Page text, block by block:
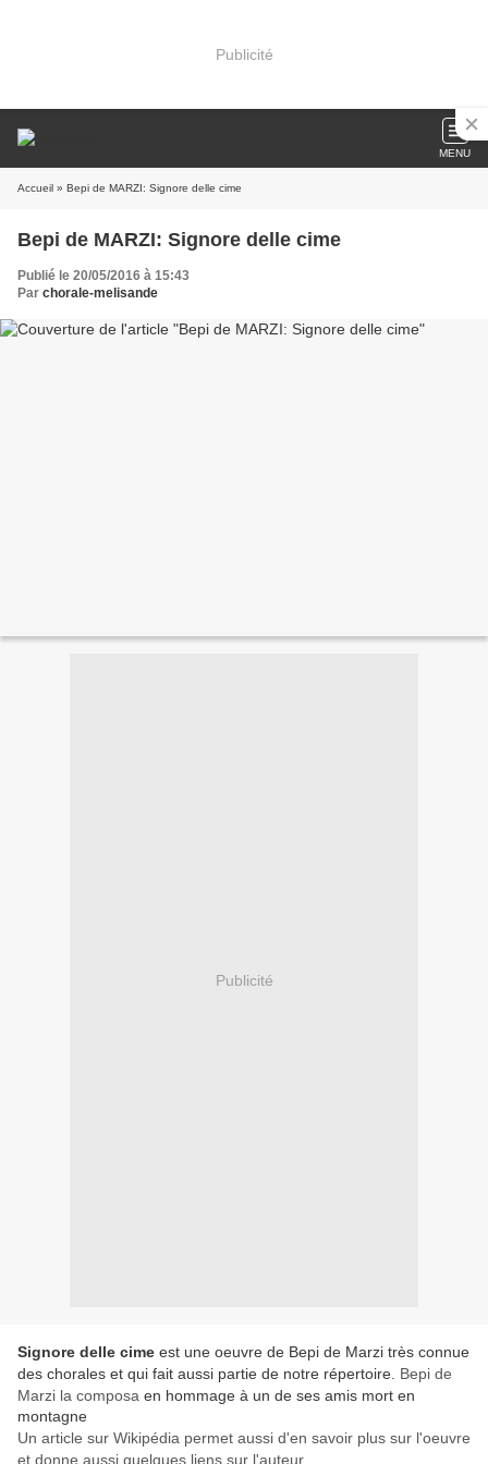
Publicité
MENU
Accueil » Bepi de MARZI: Signore delle cime
Bepi de MARZI: Signore delle cime
Publié le 20/05/2016 à 15:43
Par chorale-melisande
Publicité
Signore delle cime est une oeuvre de Bepi de Marzi très connue
des chorales et qui fait aussi partie de notre répertoire. Bepi de
Marzi la composa en hommage à un de ses amis mort en
montagne
Un article sur Wikipédia permet aussi d'en savoir plus sur l'oeuvre
et donne aussi quelques liens sur l'auteur